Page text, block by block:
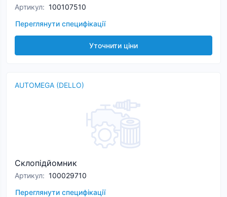
Артикул: 100107510
Переглянути специфікації
Уточнити ціни
AUTOMEGA (DELLO)
Склопідйомник
Артикул: 100029710
Переглянути специфікації